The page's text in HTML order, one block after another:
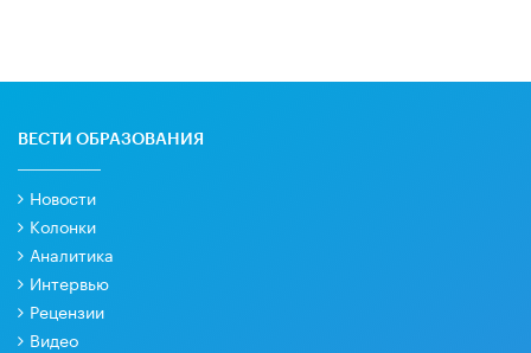
ВЕСТИ ОБРАЗОВАНИЯ
Новости
Колонки
Аналитика
Интервью
Рецензии
Видео